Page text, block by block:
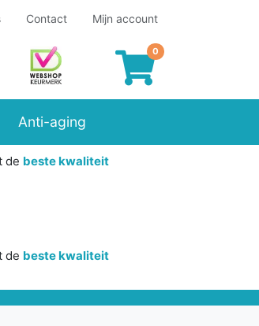
Contact Mijn account
Anti-aging
de beste kwaliteit
de beste kwaliteit